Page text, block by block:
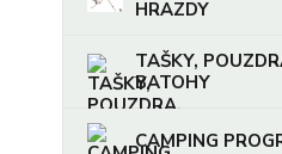
HRAZDY
TAŠKY,
BATOHY
CAMPING